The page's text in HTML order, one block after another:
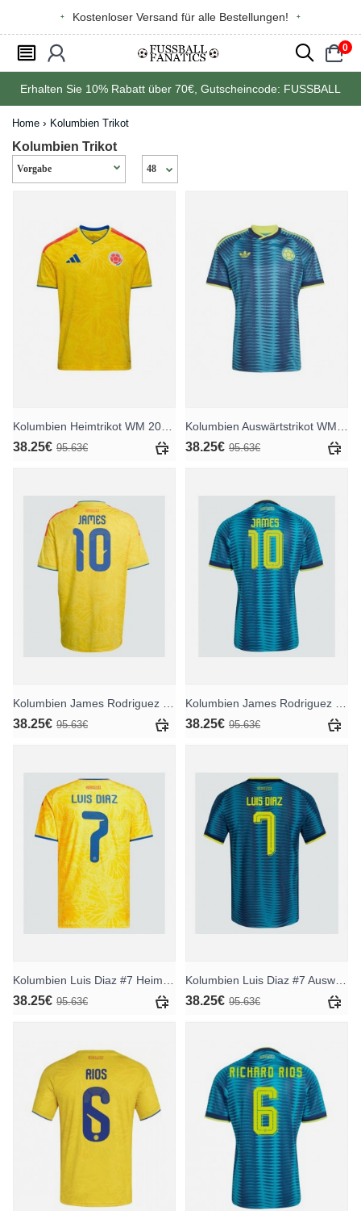
Kostenloser Versand für alle Bestellungen!
󰂩 󰃳 󰂨 0
󰃠
Erhalten Sie 10% Rabatt über 70€ , Gutscheincode: FUSSBALL
Home Kolumbien Trikot
Kolumbien Trikot
38.25€ 95.63€ 38.25€ 95.63€
38.25€ 95.63€ 38.25€ 95.63€
38.25€ 95.63€ 38.25€ 95.63€